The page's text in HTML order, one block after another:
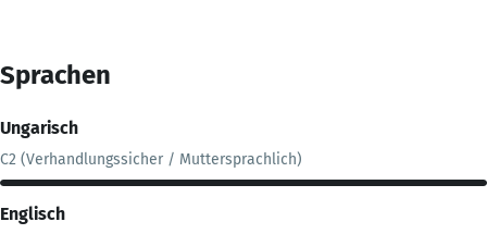
Sprachen
Ungarisch
C2 (Verhandlungssicher / Muttersprachlich)
Englisch